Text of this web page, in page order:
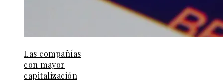
Las compañías
con mayor
capitalización